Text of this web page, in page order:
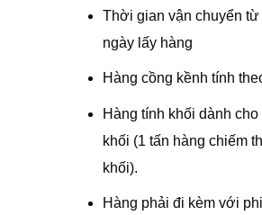
Thời gian vận chuyển
ngày lấy hàng
Hàng cồng kềnh tính
Hàng tính khối dành
khối (1 tấn hàng chiếm
khối).
Hàng phải đi kèm với